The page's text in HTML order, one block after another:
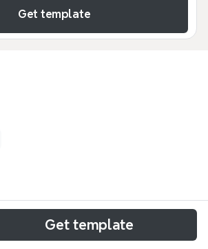
Get template
pour le site d'un établissement
la création et la gestion d'un site
Get template